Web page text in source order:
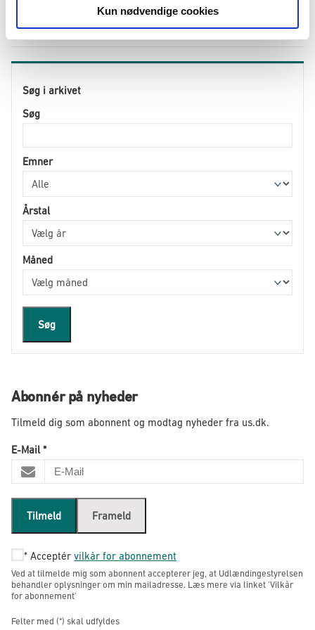
Kun nødvendige cookies
Søg i arkivet
Søg
Emner
Årstal
Måned
Søg
Abonnér på nyheder
Tilmeld dig som abonnent og modtag nyheder fra us.dk.
E-Mail *
Tilmeld Frameld
* Acceptér vilkår for abonnement
Ved at tilmelde mig som abonnent accepterer jeg, at Udlændingestyrelsen
behandler oplysninger om min mailadresse. Læs mere via linket 'Vilkår
for abonnement'
Felter med (*) skal udfyldes